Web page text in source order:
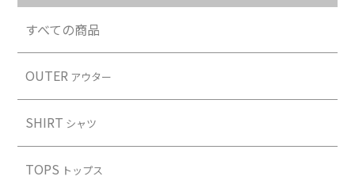
すべての商品
OUTER アウター
SHIRT シャツ
TOPS トップス